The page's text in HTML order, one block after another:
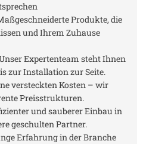
Produkte, die
und Ihrem Zuhause
Expertenteam steht Ihnen
zur Installation zur Seite.
versteckten Kosten – wir
Preisstrukturen.
und sauberer Einbau in
geschulten Partner.
Erfahrung in der Branche